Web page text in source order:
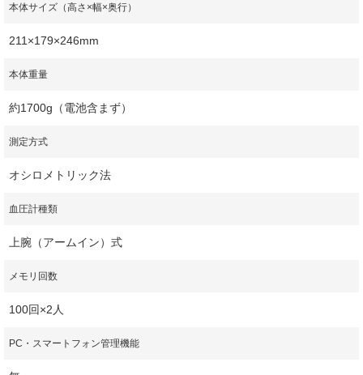
本体サイズ（高さ×幅×奥行）
211×179×246mm
本体重量
約1700g（電池含まず）
測定方式
オシロメトリック法
血圧計種類
上腕（アームイン）式
メモリ回数
100回×2人
PC・スマートフォン管理機能